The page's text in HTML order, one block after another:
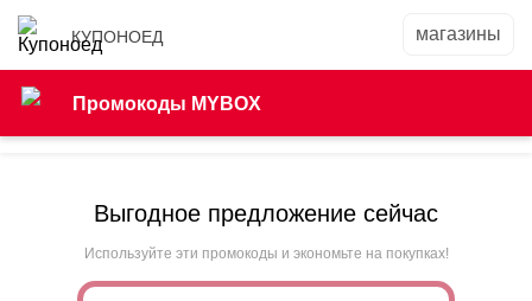
КУПОНОЕД
Промокоды MYBOX
Выгодное предложение сейчас
Используйте эти промокоды и экономьте на покупках!